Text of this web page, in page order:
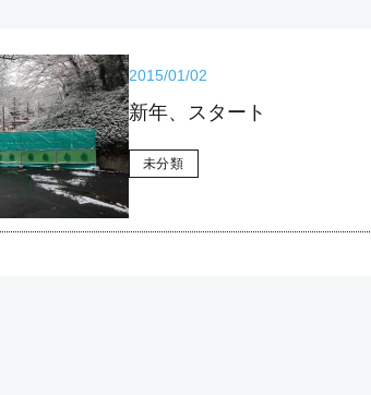
2015/01/02
新年、スタート
未分類